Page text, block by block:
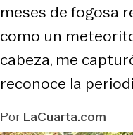
meses de fogosa
como un
cabeza, me
reconoce la
PorLaCuarta.com